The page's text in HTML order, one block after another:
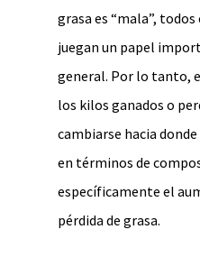
grasa es “mala”,
juegan un papel
general. Por lo tanto,
los kilos ganados o
cambiarse hacia
en términos de
específicamente el
pérdida de grasa.